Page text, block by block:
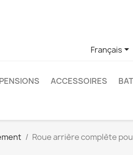
Français
ACCESSOIRES
Roue arrière complète